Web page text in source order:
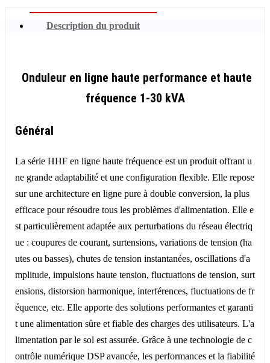
Description du produit
Onduleur en ligne haute performance et haute
fréquence 1-30 kVA
Général
La série HHF en ligne haute fréquence est un produit offrant u
ne grande adaptabilité et une configuration flexible. Elle repose
sur une architecture en ligne pure à double conversion, la plus
efficace pour résoudre tous les problèmes d'alimentation. Elle e
st particulièrement adaptée aux perturbations du réseau électriq
ue : coupures de courant, surtensions, variations de tension (ha
utes ou basses), chutes de tension instantanées, oscillations d'a
mplitude, impulsions haute tension, fluctuations de tension, surt
ensions, distorsion harmonique, interférences, fluctuations de fr
équence, etc. Elle apporte des solutions performantes et garanti
t une alimentation sûre et fiable des charges des utilisateurs. L'a
limentation par le sol est assurée. Grâce à une technologie de c
ontrôle numérique DSP avancée, les performances et la fiabilité